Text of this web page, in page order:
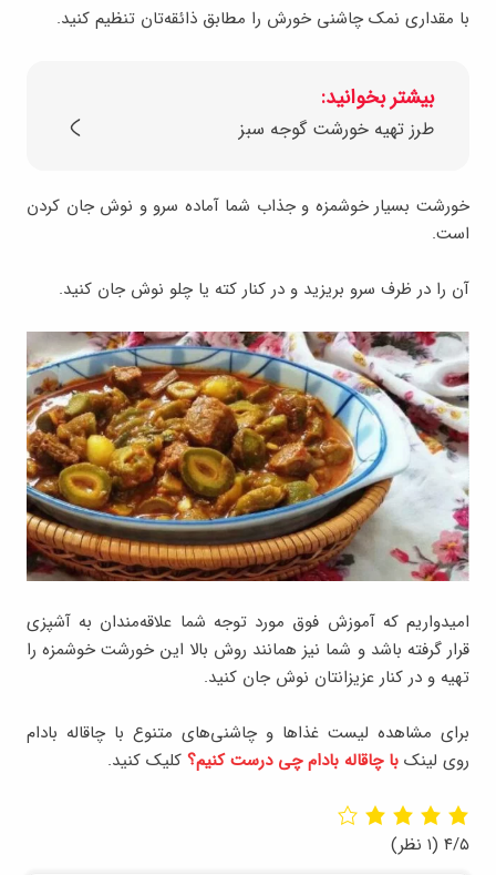
با مقداری نمک چاشنی خورش را مطابق ذائقه‌تان تنظیم کنید.
بیشتر بخوانید:
طرز تهیه خورشت گوجه سبز
خورشت بسیار خوشمزه و جذاب شما آماده سرو و نوش جان کردن
است.
آن را در ظرف سرو بریزید و در کنار کته یا چلو نوش جان کنید.
امیدواریم که آموزش فوق مورد توجه شما علاقه‌مندان به آشپزی
قرار گرفته باشد و شما نیز همانند روش بالا این خورشت خوشمزه را
تهیه و در کنار عزیزانتان نوش جان کنید.
برای مشاهده لیست غذاها و چاشنی‌های متنوع با چاقاله بادام
روی لینک با چاقاله بادام چی درست کنیم؟ کلیک کنید.
۴/۵ (۱ نظر)